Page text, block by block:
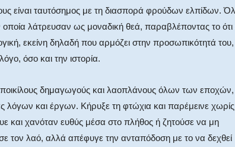
είναι ταυτόσημος με τη διασπορά φρούδων ελπίδων.
οποία λάτρευσαν ως μοναδική θεά, παραβλέποντας το ότι
εκείνη δηλαδή που αρμόζει στην προσωπικότητά του,
όσο και την ιστορία.
δημαγωγούς και λαοπλάνους όλων των
και έργων. Κήρυξε τη φτώχια και παρέμεινε χωρίς
και χανόταν ευθύς μέσα στο πλήθος ή ζητούσε να μη
τον λαό, αλλά απέφυγε την ανταπόδοση με το να δεχθεί